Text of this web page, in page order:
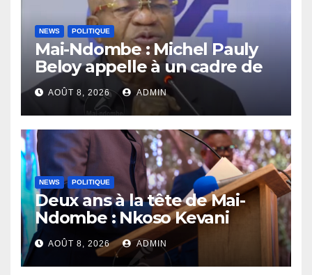
NEWS POLITIQUE
Mai-Ndombe : Michel Pauly
Beloy appelle à un cadre de
concertation avant la tenue
du dialogue inclusif
AOÛT 8, 2026 ADMIN
NEWS POLITIQUE
Deux ans à la tête de Mai-
Ndombe : Nkoso Kevani
défend son bilan et fait de la
sécurité sa priorité
AOÛT 8, 2026 ADMIN